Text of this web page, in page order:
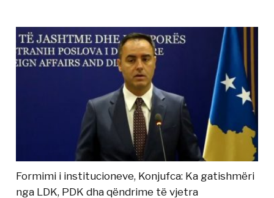
Formimi i institucioneve, Konjufca: Ka gatishmëri
nga LDK, PDK dha qëndrime të vjetra